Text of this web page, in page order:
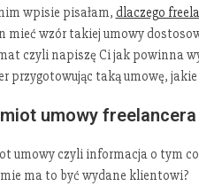
wpisie pisałam, dlaczego
mieć wzór takiej umowy
czyli napiszę Ci jak powinna
przygotowując taką umowę,
umowy freelancera
umowy czyli informacja o tym
ma to być wydane klientowi?